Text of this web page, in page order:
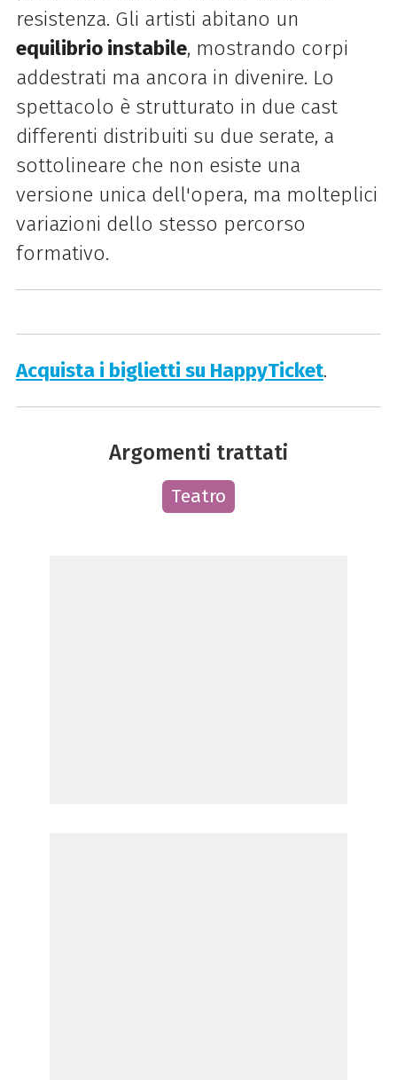
resistenza. Gli artisti abitano un
equilibrio instabile, mostrando corpi
addestrati ma ancora in divenire. Lo
spettacolo è strutturato in due cast
differenti distribuiti su due serate, a
sottolineare che non esiste una
versione unica dell'opera, ma molteplici
variazioni dello stesso percorso
formativo.
Acquista i biglietti su HappyTicket.
Argomenti trattati
Teatro